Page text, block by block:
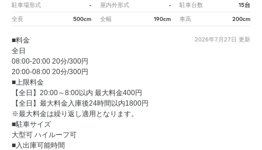
駐車場形式 - 屋内外形式 - 駐車台数 15台
全長 500cm 全幅 190cm 車高 200cm
2026年7月27日 更新
■料金
全日
08:00-20:00 20分/300円
20:00-08:00 20分/300円
■上限料金
【全日】20:00～8:00以内 最大料金400円
【全日】最大料金入庫後24時間以内1800円
※最大料金は繰り返し適用となります。
■駐車サイズ
大型可 ハイルーフ可
■入出庫可能時間